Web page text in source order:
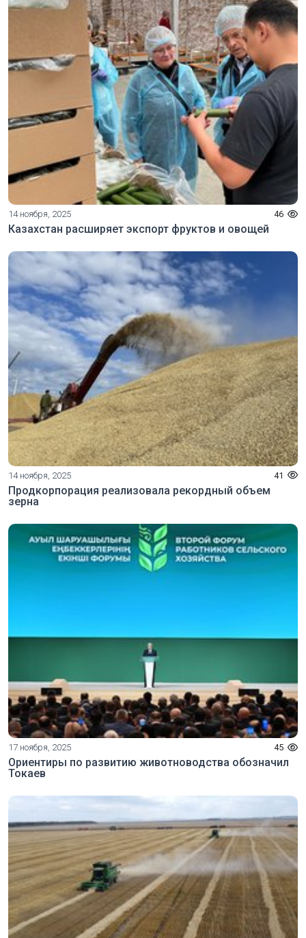
14 ноября, 2025 46
Казахстан расширяет экспорт фруктов и овощей
14 ноября, 2025 41
Продкорпорация реализовала рекордный объем
зерна
17 ноября, 2025 45
Ориентиры по развитию животноводства обозначил
Токаев